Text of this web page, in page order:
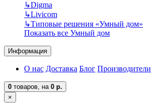
↳Digma
↳Livicom
↳Типовые решения «Умный дом»
Показать все Умный дом
Информация
О нас Доставка Блог Производители
0 товаров, на 0 р.
×